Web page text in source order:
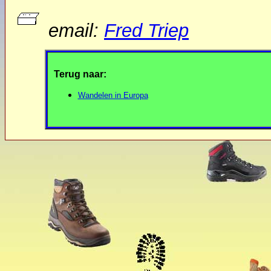
email: Fred Triep
Terug naar:
Wandelen in Europa